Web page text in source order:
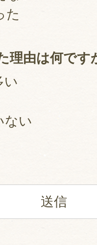
た
理由は何です
い
ない